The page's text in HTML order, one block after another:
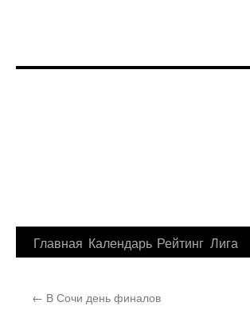
Перейти
содержимому
Главная Календарь Рейтинг Лига
← В Сочи день финалов